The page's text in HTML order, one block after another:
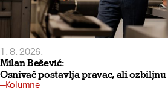
1. 8. 2026.
Milan Bešević:
Osnivač postavlja pravac, ali
Kolumne